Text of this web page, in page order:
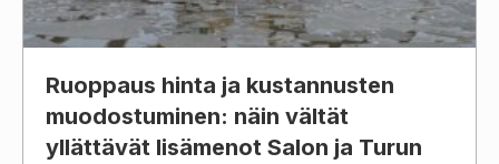
Ruoppaus hinta ja kustannusten
muodostuminen: näin vältät
yllättävät lisämenot Salon ja Turun